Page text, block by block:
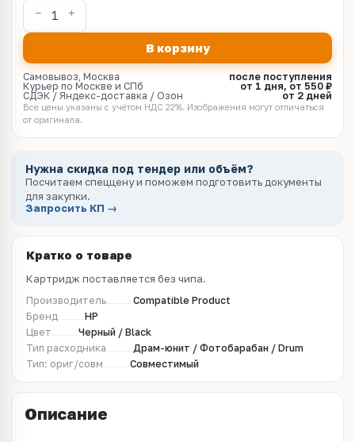
В корзину
Самовывоз, Москва
после поступления
Курьер по Москве и СПб
от 1 дня, от 550 ₽
СДЭК / Яндекс-доставка / Озон
от 2 дней
Все цены указаны с учётом НДС 22%. Изображения могут отличаться
от оригинала.
Нужна скидка под тендер или объём?
Посчитаем спеццену и поможем подготовить документы
для закупки.
Запросить КП →
Кратко о товаре
Картридж поставляется без чипа.
Производитель
Compatible Product
Бренд
HP
Цвет
Черный / Black
Тип расходника
Драм-юнит / Фотобарабан / Drum
Тип: ориг/совм
Совместимый
Описание